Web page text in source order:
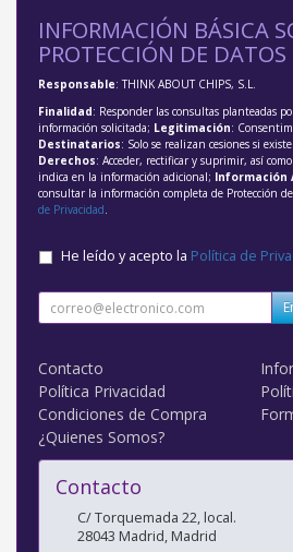
INFORMACIÓN BÁSICA
PROTECCIÓN DE DATOS
Responsable: THINK ABOUT CHIPS, S.L.
Finalidad: Responder las consultas planteadas
información solicitada; Legitimación:
Destinatarios: Solo se realizan cesiones si
Derechos: Acceder, rectificar y suprimir, así
indica en la información adicional; Información
consultar la información completa de Protección
de Privacidad.
He leído y acepto la Política de
Contacto
Política Privacidad
Condiciones de Compra
¿Quienes Somos?
Contacto
C/ Torquemada 22, local.
28043 Madrid,Madrid